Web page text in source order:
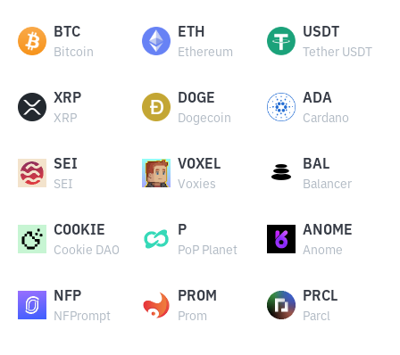
BTC
Bitcoin
ETH
Ethereum
USDT
Tether USDT
XRP
XRP
DOGE
Dogecoin
ADA
Cardano
SEI
SEI
VOXEL
Voxies
BAL
Balancer
COOKIE
Cookie DAO
P
PoP Planet
ANOME
Anome
NFP
NFPrompt
PROM
Prom
PRCL
Parcl